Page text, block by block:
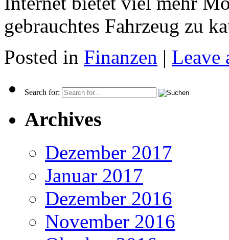
gebrauchtes Fahrzeug zu
Posted in Finanzen | Leave
Search for:
Archives
Dezember 2017
Januar 2017
Dezember 2016
November 2016